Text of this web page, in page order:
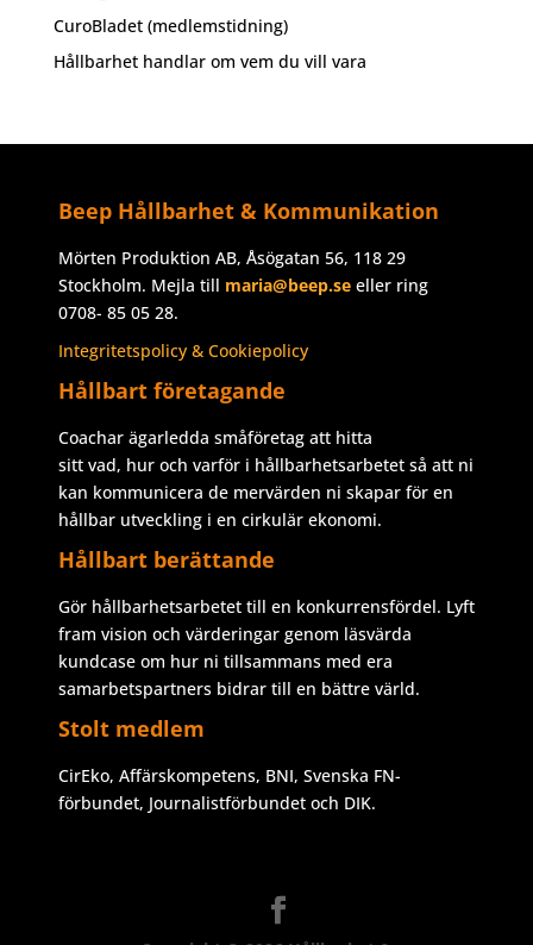
CuroBladet (medlemstidning)
Hållbarhet handlar om vem du vill vara
Beep Hållbarhet & Kommunikation
Mörten Produktion AB, Åsögatan 56, 118 29
Stockholm. Mejla till maria@beep.seeller ring
0708- 85 05 28.
Integritetspolicy & Cookiepolicy
Hållbart företagande
Coachar ägarledda småföretag att hitta
sitt vad, hur och varför i hållbarhetsarbetet så att ni
kan kommunicera de mervärden ni skapar för en
hållbar utveckling i en cirkulär ekonomi.
Hållbart berättande
Gör hållbarhetsarbetet till en konkurrensfördel. Lyft
fram vision och värderingar genom läsvärda
kundcase om hur ni tillsammans med era
samarbetspartners bidrar till en bättre värld.
Stolt medlem
CirEko, Affärskompetens, BNI, Svenska FN-
förbundet, Journalistförbundet och DIK.